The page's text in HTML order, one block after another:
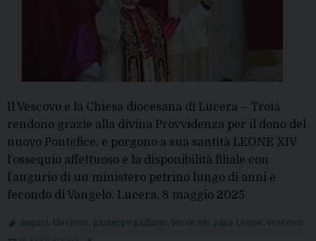
Il Vescovo e la Chiesa diocesana di Lucera – Troia
rendono grazie alla divina Provvidenza per il dono del
nuovo Pontefice, e porgono a sua santità LEONE XIV
l’ossequio affettuoso e la disponibilità filiale con
l’augurio di un ministero petrino lungo di anni e
fecondo di Vangelo. Lucera, 8 maggio 2025
auguri Elezione giuseppe giuliano leone xiv, papa Leone vescovo